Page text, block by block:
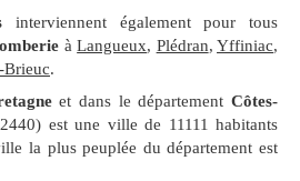
interviennent également pour tous
àLangueux, Plédran,Yffiniac,
Brieuc.
et dans le départementCôtes-
est une ville de 11111 habitants
la plus peuplée du département est